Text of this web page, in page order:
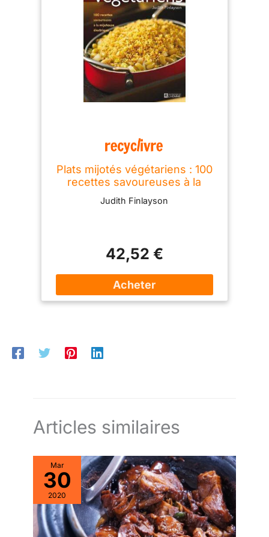
PRESERVATRICE: La mijoteuse préserve
les nutriments, vitamines et arômes tout
en rendant les viandes tendres et
juteuses sans les dessécher CUVE
CÉRAMIQUE SANS PFAS: Récipient
amovible en céramique robuste certifié
sans produits chimiques avec couvercle
en verre lavable au lave-vaisselle
Plats mijotés végétariens : 100
recettes savoureuses à la
mijoteuse électrique Judith
Finlayson HOMME (DE L')
Judith Finlayson
42,52 €
Articles similaires
Mar
30
2020